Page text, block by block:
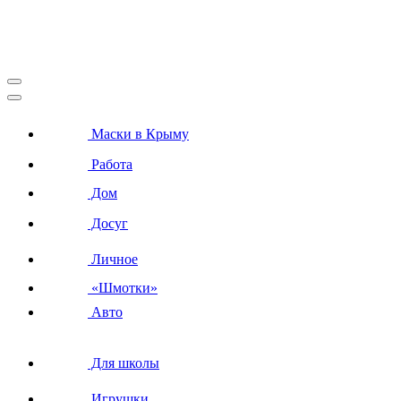
Маски в Крыму
Работа
Дом
Досуг
Личное
«Шмотки»
Авто
Для школы